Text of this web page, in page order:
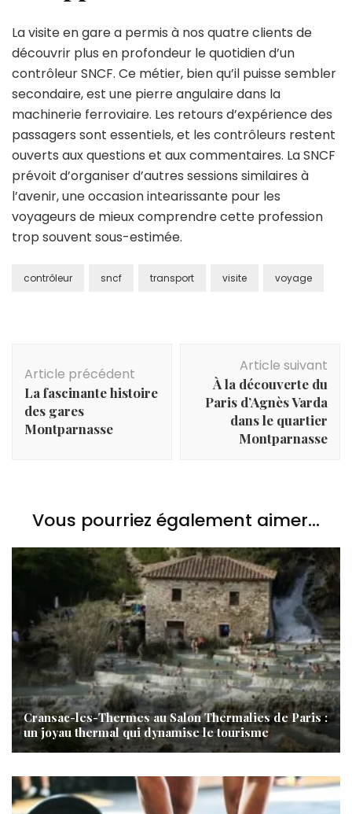
La visite en gare a permis à nos quatre clients de
découvrir plus en profondeur le quotidien d’un
contrôleur SNCF. Ce métier, bien qu’il puisse sembler
secondaire, est une pierre angulaire dans la
machinerie ferroviaire. Les retours d’expérience des
passagers sont essentiels, et les contrôleurs restent
ouverts aux questions et aux commentaires. La SNCF
prévoit d’organiser d’autres sessions similaires à
l’avenir, une occasion intearissante pour les
voyageurs de mieux comprendre cette profession
trop souvent sous-estimée.
contrôleur sncf transport visite voyage
d'article
Article précédent
La fascinante histoire
des gares
Montparnasse
Article suivant
À la découverte du
Paris d’Agnès Varda
dans le quartier
Montparnasse
Vous pourriez également aimer...
Cransac-les-Thermes au Salon Thermalies de Paris :
un joyau thermal qui dynamise le tourisme